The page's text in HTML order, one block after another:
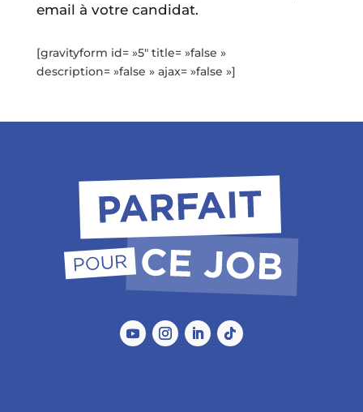
email à votre candidat.
[gravityform id= »5″ title= »false »
description= »false » ajax= »false »]